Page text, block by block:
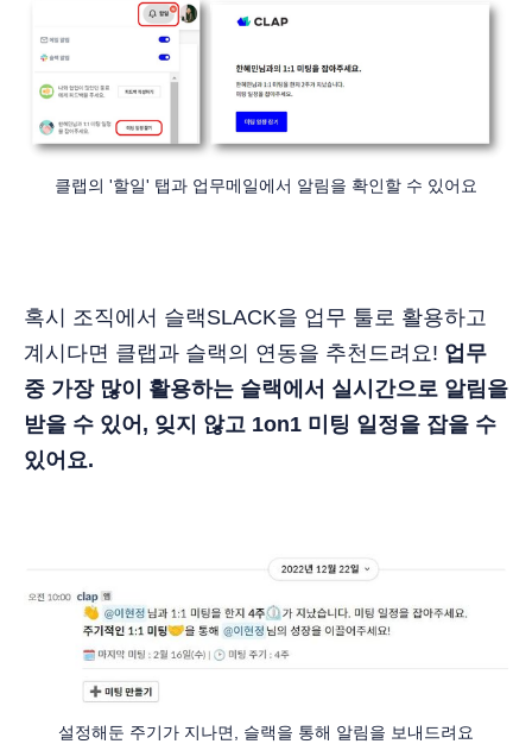
클랩의 '할일' 탭과 업무메일에서 알림을 확인할 수 있어요
혹시 조직에서 슬랙SLACK을 업무 툴로 활용하고
계시다면 클랩과 슬랙의 연동을 추천드려요! 업무
중 가장 많이 활용하는 슬랙에서 실시간으로 알림을
받을 수 있어, 잊지 않고 1on1 미팅 일정을 잡을 수
있어요.
설정해둔 주기가 지나면, 슬랙을 통해 알림을 보내드려요